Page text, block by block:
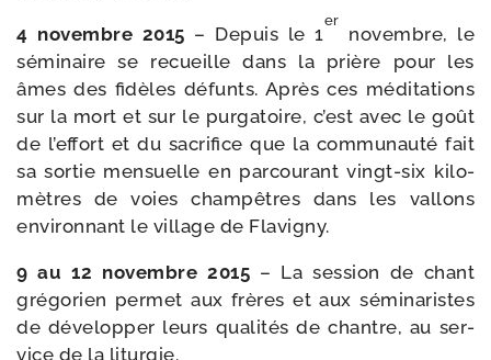
4 novembre 2015 – Depuis le 1
er
novembre, le
sémi­naire se recueille dans la prière pour les
âmes des fidèles défunts. Après ces médi­ta­tions
sur la mort et sur le pur­ga­toire, c’est avec le goût
de l’ef­fort et du sacri­fice que la com­mu­nau­té fait
sa sor­tie men­suelle en par­cou­rant vingt-​six kilo­
mètres de voies cham­pêtres dans les val­lons
envi­ron­nant le vil­lage de Flavigny.
9 au 12 novembre 2015 – La ses­sion de chant
gré­go­rien per­met aux frères et aux sémi­na­ristes
de déve­lop­per leurs qua­li­tés de chantre, au ser­
vice de la liturgie.